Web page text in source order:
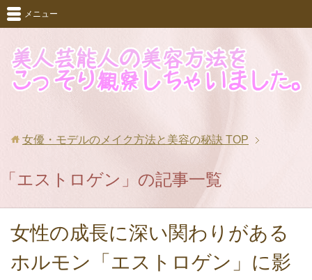
メニュー
女優・モデルのメイク方法と美容の秘訣 TOP
「エストロゲン」の記事一覧
女性の成長に深い関わりがある
ホルモン「エストロゲン」に影